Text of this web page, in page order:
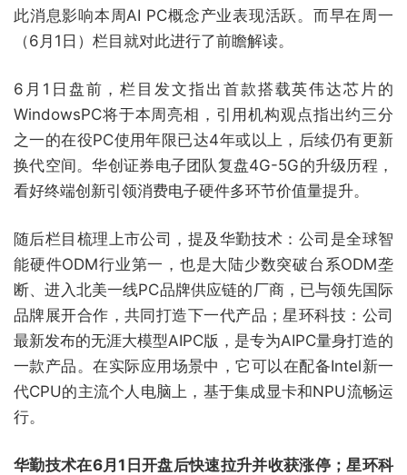
此消息影响本周AI PC概念产业表现活跃。而早在周一
（6月1日）栏目就对此进行了前瞻解读。
6月1日盘前，栏目发文指出首款搭载英伟达芯片的
WindowsPC将于本周亮相，引用机构观点指出约三分
之一的在役PC使用年限已达4年或以上，后续仍有更新
换代空间。华创证券电子团队复盘4G-5G的升级历程，
看好终端创新引领消费电子硬件多环节价值量提升。
随后栏目梳理上市公司，提及华勤技术：公司是全球智
能硬件ODM行业第一，也是大陆少数突破台系ODM垄
断、进入北美一线PC品牌供应链的厂商，已与领先国际
品牌展开合作，共同打造下一代产品；星环科技：公司
最新发布的无涯大模型AIPC版，是专为AIPC量身打造的
一款产品。在实际应用场景中，它可以在配备Intel新一
代CPU的主流个人电脑上，基于集成显卡和NPU流畅运
行。
华勤技术在6月1日开盘后快速拉升并收获涨停；星环科